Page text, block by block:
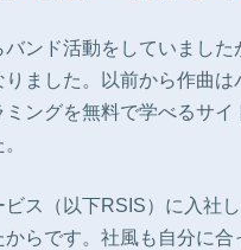
ンド活動をしていまし
ました。以前から作曲
ングを無料で学べるサ
ス（以下RSIS）に入社
らです。社風も自分に